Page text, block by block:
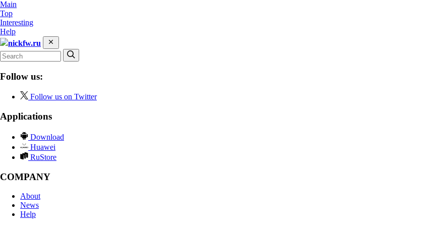
Main
Top
Interesting
Help
nickfw.ru
Follow us:
Follow us on Twitter
Applications
Download
Huawei
RuStore
COMPANY
About
News
Help